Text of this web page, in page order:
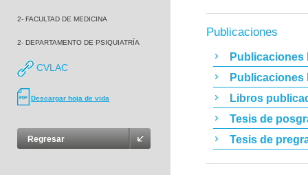
2- FACULTAD DE MEDICINA
2- DEPARTAMENTO DE PSIQUIATRÍA
CVLAC
Descargar hoja de vida
Regresar
Publicaciones
Publicaciones
Publicaciones
Libros
Tesis de
Tesis de